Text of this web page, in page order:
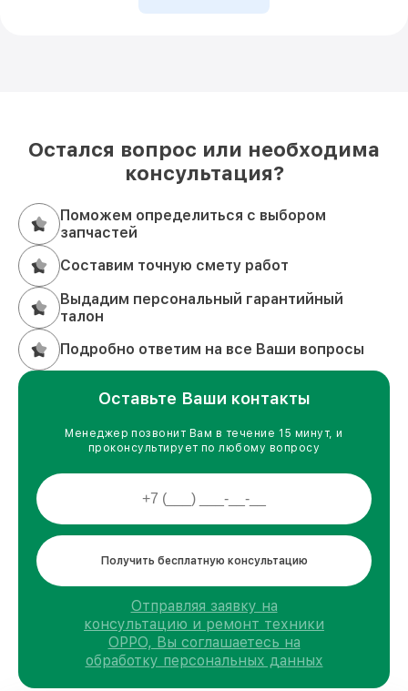
Остался вопрос или необходима
консультация?
Поможем определиться с выбором
запчастей
Составим точную смету работ
Выдадим персональный гарантийный
талон
Подробно ответим на все Ваши вопросы
Оставьте Ваши контакты
Менеджер позвонит Вам в течение 15 минут, и
проконсультирует по любому вопросу
Получить бесплатную консультацию
Отправляя заявку на
консультацию и ремонт техники
OPPO, Вы соглашаетесь на
обработку персональных данных